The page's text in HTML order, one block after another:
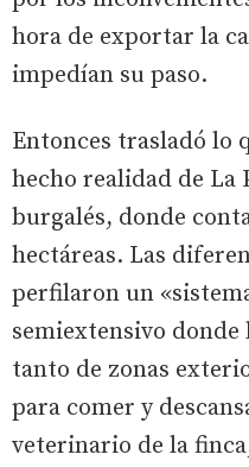
hora de exportar la
impedían su paso.
Entonces trasladó lo
hecho realidad de La
burgalés, donde
hectáreas. Las
perfilaron un
semiextensivo
tanto de zonas
para comer y
veterinario de la